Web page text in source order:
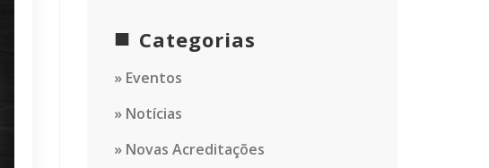
Categorias
Eventos
Notícias
Novas Acreditações